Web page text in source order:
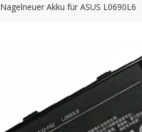
Nagelneuer Akku für ASUS L0690L6